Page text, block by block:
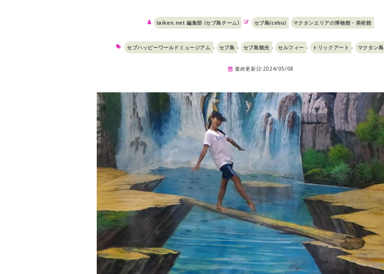
taiken.net 編集部 (セブ島チーム) セブ島(cebu) マクタンエリアの博物館・美術館
セブハッピーワールドミュージアム , セブ島 , セブ島観光 , セルフィー , トリックアート , マクタン島
最終更新日:2024/05/08